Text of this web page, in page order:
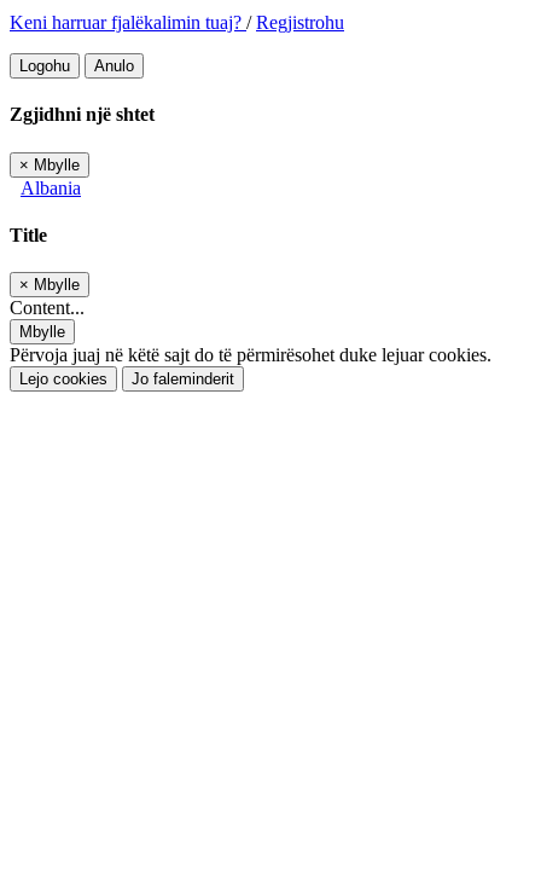
Keni harruar fjalëkalimin tuaj? /Regjistrohu
Logohu Anulo
Zgjidhni një shtet
× Mbylle
Albania
Title
× Mbylle
Content...
Mbylle
Përvoja juaj në këtë sajt do të përmirësohet duke lejuar cookies.
Lejo cookies Jo faleminderit